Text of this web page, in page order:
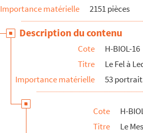
Importance matérielle
2151 pièces
Description du contenu
Cote
H-BIOL-16
Titre
Le Fel à
Importance matérielle
53
Cote
H-
Titre
Le